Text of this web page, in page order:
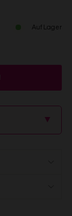
Auf Lager
▲